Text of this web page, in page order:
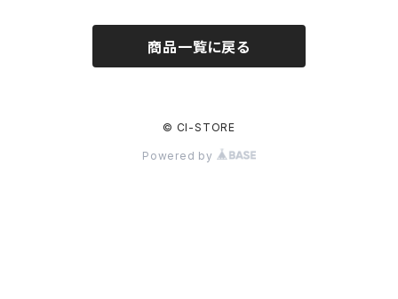
商品一覧に戻る
© CI-STORE
Powered by